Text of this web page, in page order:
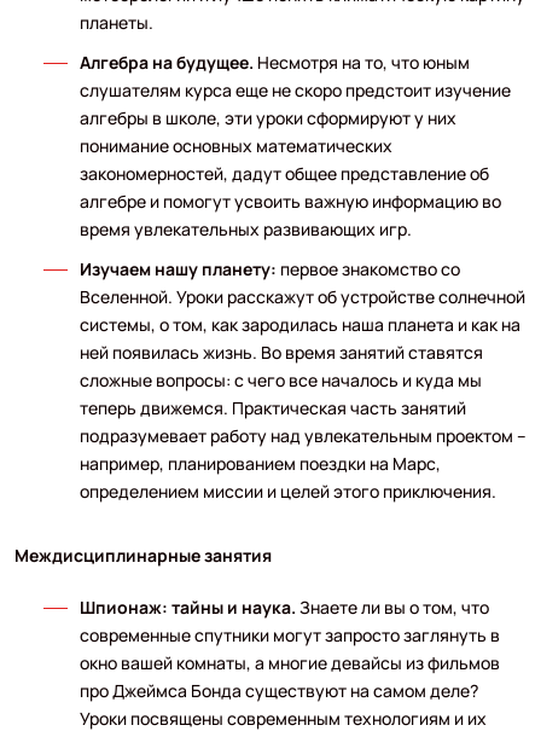
планеты.
Алгебра на будущее. Несмотря на то, что юным
слушателям курса еще не скоро предстоит изучение
алгебры в школе, эти уроки сформируют у них
понимание основных математических
закономерностей, дадут общее представление об
алгебре и помогут усвоить важную информацию во
время увлекательных развивающих игр.
Изучаем нашу планету: первое знакомство со
Вселенной. Уроки расскажут об устройстве солнечной
системы, о том, как зародилась наша планета и как на
ней появилась жизнь. Во время занятий ставятся
сложные вопросы: с чего все началось и куда мы
теперь движемся. Практическая часть занятий
подразумевает работу над увлекательным проектом –
например, планированием поездки на Марс,
определением миссии и целей этого приключения.
Междисциплинарные занятия
Шпионаж: тайны и наука. Знаете ли вы о том, что
современные спутники могут запросто заглянуть в
окно вашей комнаты, а многие девайсы из фильмов
про Джеймса Бонда существуют на самом деле?
Уроки посвящены современным технологиям и их